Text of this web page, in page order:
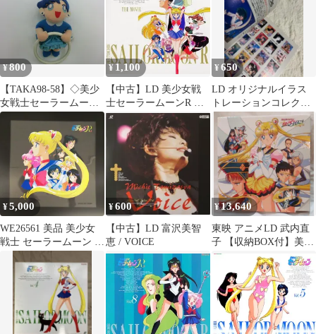
¥800
【TAKA98-58】◇美少
女戦士セーラームーン
マーキュリー タオルハ
¥1,100
【中古】LD 美少女戦
士セーラームーンR 劇
場版(’93東映)
¥650
LD オリジナルイラス
トレーションコレクシ
ョン うる星やつら
オレンジロード
¥5,000
WE26561 美品 美少女
戦士 セーラームーン R
典 武内直子 東映
¥600
【中古】LD 富沢美智
恵 / VOICE
¥13,640
東映 アニメLD 武内直
子 【収納BOX付】美少
女戦士セーラームーン
セーラースターズ 全9
巻 セット ※全巻帯欠/
収納BOXイタミ大、折
れ、汚れ、シミ/全巻紙
ジャケシミ多有